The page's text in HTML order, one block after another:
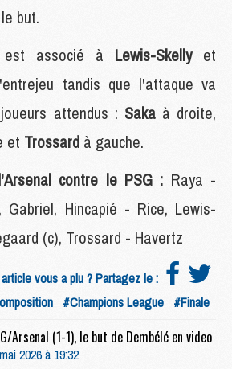
but.
est associé à Lewis-Skellyet
tandis que l'attaque va
attendus : Saka à droite,
et Trossard à gauche.
contre le PSG : Raya -
Gabriel, Hincapié - Rice, Lewis-
(c), Trossard - Havertz
vous a plu ? Partagez le :
#Champions League #Finale
Arsenal (1-1), le but de Dembélé en video
2026 à 19:32